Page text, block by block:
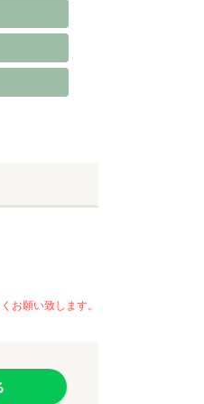
お願い致します。